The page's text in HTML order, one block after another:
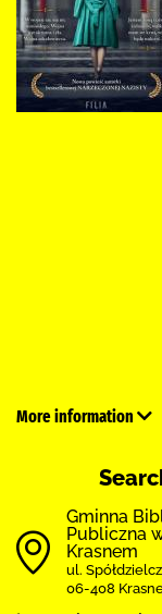
More information
Gminna
Publiczna
Krasnem
ul.
06-408